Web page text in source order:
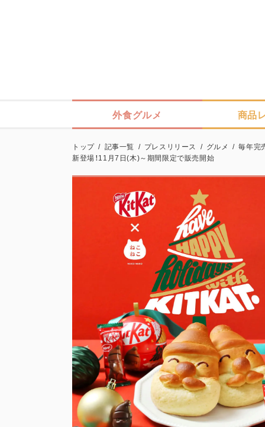
外食グルメ 商品
トップ / 記事一覧 / プレスリリース / グルメ / 毎年完
新登場！11月7日(木)～期間限定で販売開始